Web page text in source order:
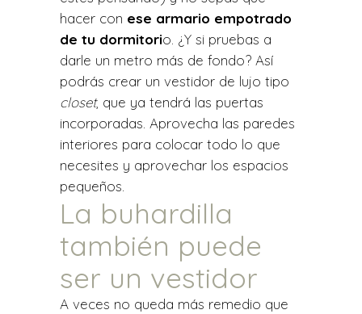
hacer con ese armario empotrado
de tu dormitorio. ¿Y si pruebas a
darle un metro más de fondo? Así
podrás crear un vestidor de lujo tipo
closet, que ya tendrá las puertas
incorporadas. Aprovecha las paredes
interiores para colocar todo lo que
necesites y aprovechar los espacios
pequeños.
La buhardilla
también puede
ser un vestidor
A veces no queda más remedio que